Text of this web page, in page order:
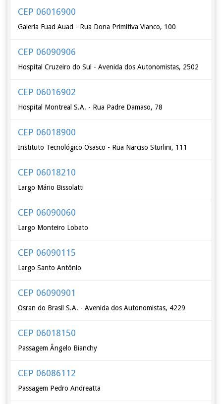
CEP 06016900
Galeria Fuad Auad - Rua Dona Primitiva Vianco, 100
CEP 06090906
Hospital Cruzeiro do Sul - Avenida dos Autonomistas, 2502
CEP 06016902
Hospital Montreal S.A. - Rua Padre Damaso, 78
CEP 06018900
Instituto Tecnológico Osasco - Rua Narciso Sturlini, 111
CEP 06018210
Largo Mário Bissolatti
CEP 06090060
Largo Monteiro Lobato
CEP 06090115
Largo Santo Antônio
CEP 06090901
Osran do Brasil S.A. - Avenida dos Autonomistas, 4229
CEP 06018150
Passagem Ângelo Bianchy
CEP 06086112
Passagem Pedro Andreatta